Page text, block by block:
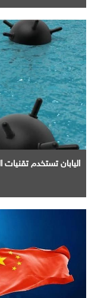
اليابان تستخدم تقنيات